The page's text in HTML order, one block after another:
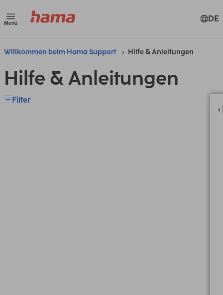
Menü DE
Willkommen beim Hama Support Hilfe & Anleitungen
Hilfe & Anleitungen
Filter